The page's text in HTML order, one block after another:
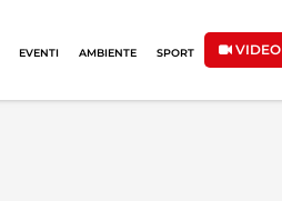
EVENTI AMBIENTE SPORT VIDEO